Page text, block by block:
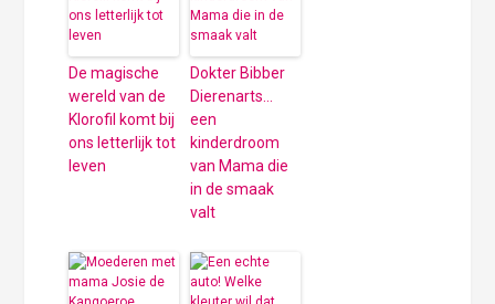
De magische
wereld van de
Klorofil komt bij
ons letterlijk tot
leven
Dokter Bibber
Dierenarts…
een
kinderdroom
van Mama die
in de smaak
valt